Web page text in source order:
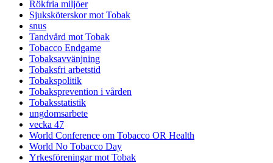
Rökfria miljöer
Sjuksköterskor mot Tobak
snus
Tandvård mot Tobak
Tobacco Endgame
Tobaksavvänjning
Tobaksfri arbetstid
Tobakspolitik
Tobaksprevention i vården
Tobaksstatistik
ungdomsarbete
vecka 47
World Conference om Tobacco OR Health
World No Tobacco Day
Yrkesföreningar mot Tobak